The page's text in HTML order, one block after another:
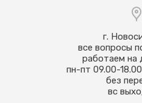
г.
все вопросы
работаем на
пн-пт 09.00-
без
вс